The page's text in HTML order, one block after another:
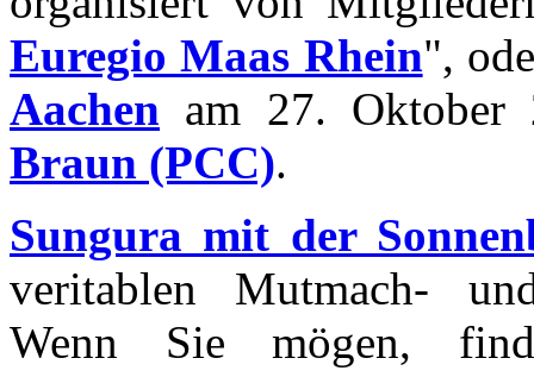
Euregio Maas Rhein",
Aachen am 27. Oktober
Braun (PCC).
Sungura mit der
veritablen Mutmach-
Wenn Sie mögen,